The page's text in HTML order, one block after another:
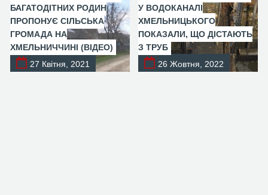
БАГАТОДІТНИХ РОДИН
ПРОПОНУЄ СІЛЬСЬКА
ГРОМАДА НА
ХМЕЛЬНИЧЧИНІ (ВІДЕО)
27 Квітня, 2021
У ВОДОКАНАЛІ
ХМЕЛЬНИЦЬКОГО
ПОКАЗАЛИ, ЩО ДІСТАЮТЬ
З ТРУБ
26 Жовтня, 2022